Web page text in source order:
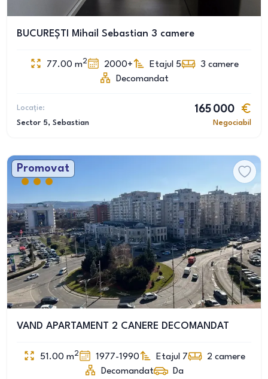
BUCUREȘTI Mihail Sebastian 3 camere
77.00 m2 2000+ Etajul 5 3 camere
Decomandat
Locație:
Sector 5, Sebastian
165 000
Negociabil
Promovat
VAND APARTAMENT 2 CANERE DECOMANDAT
51.00 m2 1977-1990 Etajul 7 2 camere
Decomandat
Da